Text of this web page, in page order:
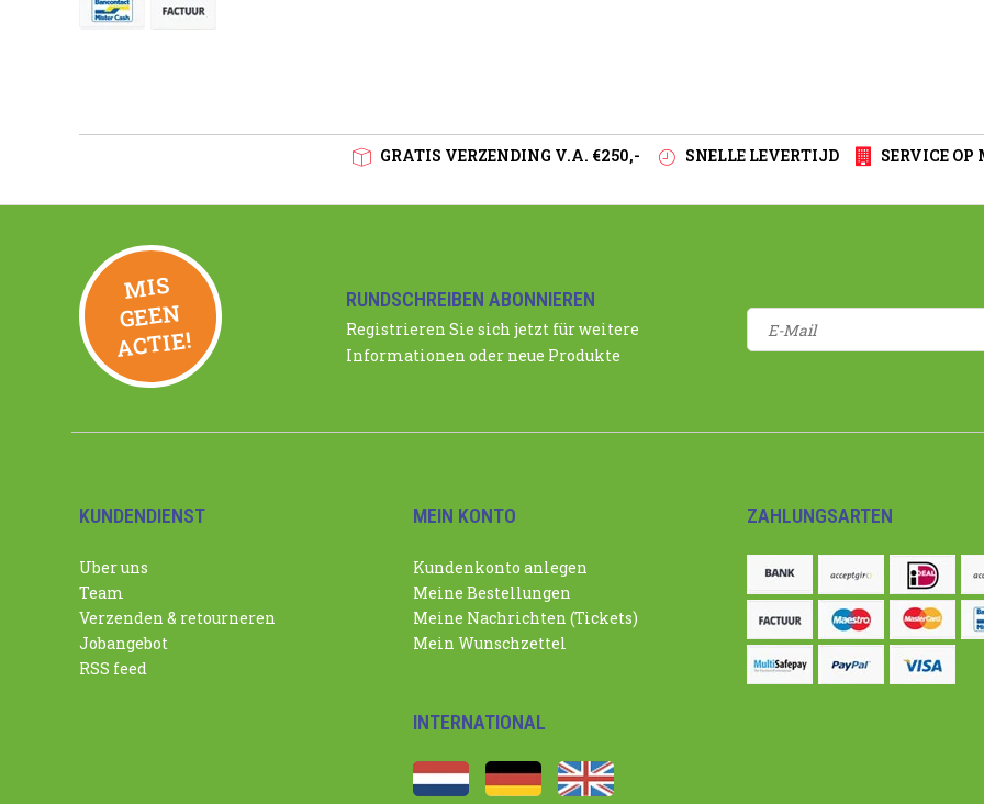
GRATIS VERZENDING V.A. €250,- SNELLE LEVERTIJD SERVICE OP
MIS
GEE
N
ACTIE!
RUNDSCHREIBEN ABONNIEREN
Registrieren Sie sich jetzt für weitere
Informationen oder neue Produkte
KUNDENDIENST
Uber uns
Team
Verzenden & retourneren
Jobangebot
RSS feed
MEIN KONTO
Kundenkonto anlegen
Meine Bestellungen
Meine Nachrichten (Tickets)
Mein Wunschzettel
INTERNATIONAL
ZAHLUNGSARTEN